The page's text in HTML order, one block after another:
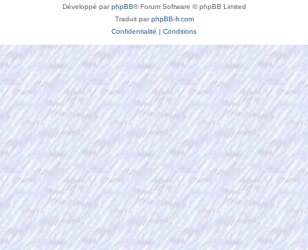
Développé parphpBB® Forum Software © phpBB Limited
Traduit parphpBB-fr.com
Confidentialité | Conditions